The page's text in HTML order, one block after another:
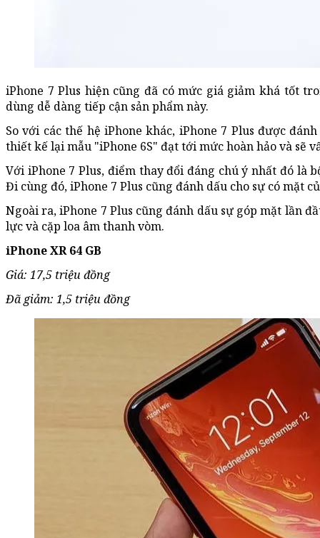
iPhone 7 Plus hiện cũng đã có mức giá giảm khá tốt
dùng dễ dàng tiếp cận sản phẩm này.
So với các thế hệ iPhone khác, iPhone 7 Plus được
thiết kế lại mẫu "iPhone 6S" đạt tới mức hoàn hảo và
Với iPhone 7 Plus, điểm thay đổi đáng chú ý nhất đó là
Đi cùng đó, iPhone 7 Plus cũng đánh dấu cho sự có mặt
Ngoài ra, iPhone 7 Plus cũng đánh dấu sự góp mặt lần
lực và cặp loa âm thanh vòm.
iPhone XR 64 GB
Giá: 17,5 triệu đồng
Đã giảm: 1,5 triệu đồng